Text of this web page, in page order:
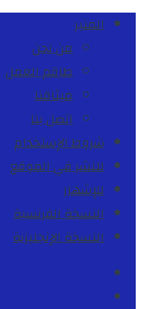
المنبر
من نحن
طاقم العمل
ميثاقنا
اتصل بنا
شروط الإستخدام
للنشر في الموقع
للإشهار
النسخة الفرنسية
النسخة الإنجليزية